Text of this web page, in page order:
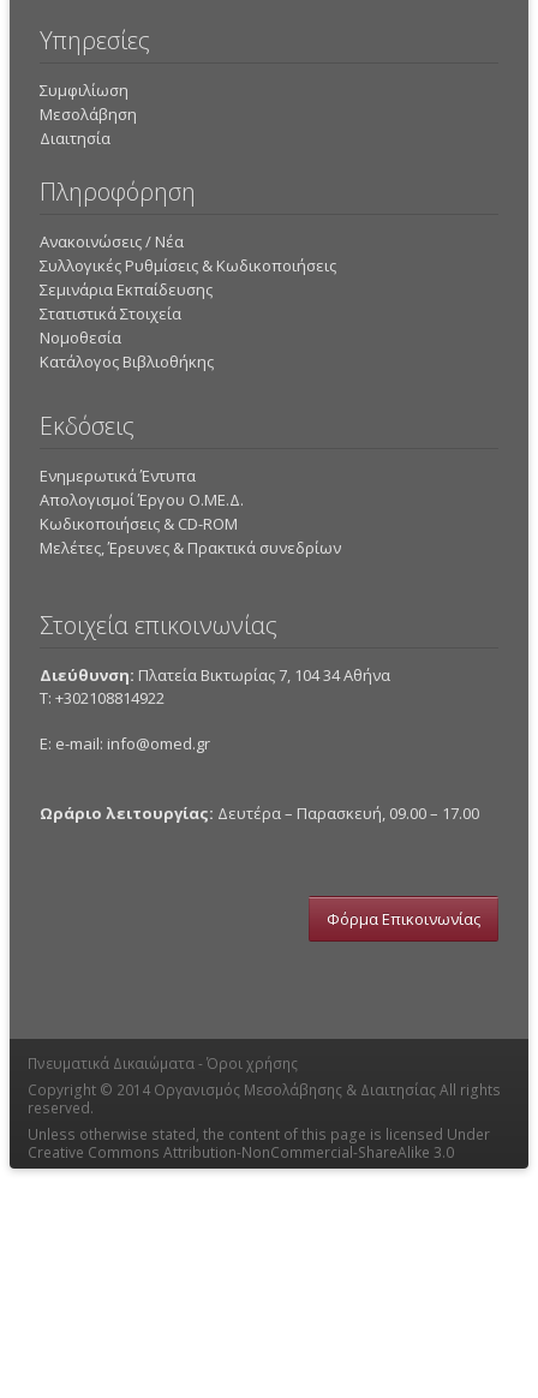
Υπηρεσίες
Συμφιλίωση
Μεσολάβηση
Διαιτησία
Πληροφόρηση
Ανακοινώσεις / Νέα
Συλλογικές Ρυθμίσεις & Κωδικοποιήσεις
Σεμινάρια Εκπαίδευσης
Στατιστικά Στοιχεία
Νομοθεσία
Κατάλογος Βιβλιοθήκης
Εκδόσεις
Ενημερωτικά Έντυπα
Απολογισμοί Έργου Ο.ΜΕ.Δ.
Κωδικοποιήσεις & CD-ROM
Mελέτες, Έρευνες & Πρακτικά συνεδρίων
Στοιχεία επικοινωνίας
Διεύθυνση: Πλατεία Βικτωρίας 7, 104 34 Αθήνα
Τ: +302108814922
E: e-mail: info@omed.gr
Ωράριο λειτουργίας: Δευτέρα – Παρασκευή, 09.00 – 17.00
Φόρμα Επικοινωνίας
Πνευματικά Δικαιώματα - Όροι χρήσης
Copyright © 2014 Οργανισμός Μεσολάβησης & Διαιτησίας All rights
reserved.
Unless otherwise stated, the content of this page is licensed Under
Creative Commons Attribution-NonCommercial-ShareAlike 3.0